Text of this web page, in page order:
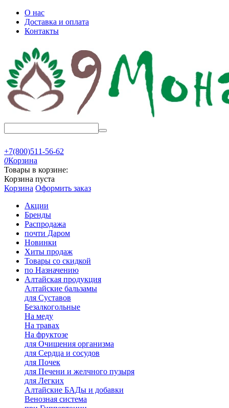
О нас
Доставка и оплата
Контакты
+7(800)511-56-62
0Корзина
Товары в корзине:
Корзина пуста
Корзина Оформить заказ
Акции
Бренды
Распродажа
почти Даром
Новинки
Хиты продаж
Товары со скидкой
по Назначению
Алтайская продукция
Алтайские бальзамы
для Суставов
Безалкогольные
На меду
На травах
На фруктозе
для Очищения организма
для Сердца и сосудов
для Почек
для Печени и желчного пузыря
для Легких
Алтайские БАДы и добавки
Венозная система